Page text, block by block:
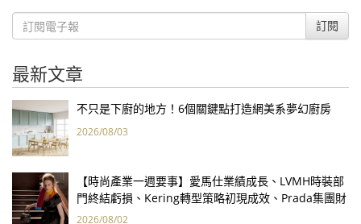
訂閱
最新文章
不只是下廚的地方！6個關鍵點打造網美系夢幻廚房
2026/08/03
【時尚產業一週要事】愛馬仕業績成長、LVMH時裝部
門終結虧損、Kering轉型策略初現成效、Prada集團財
報亮眼
2026/08/02